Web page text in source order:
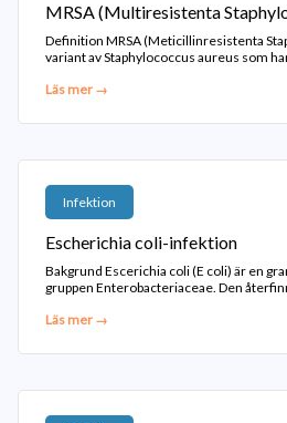
MRSA (Multiresistenta
Definition MRSA (Meticillinresistenta
variant av Staphylococcus aureus som
Läs mer →
Infektion
Escherichia coli-infektion
Bakgrund Escerichia coli (E coli) är en
gruppen Enterobacteriaceae. Den
Läs mer →